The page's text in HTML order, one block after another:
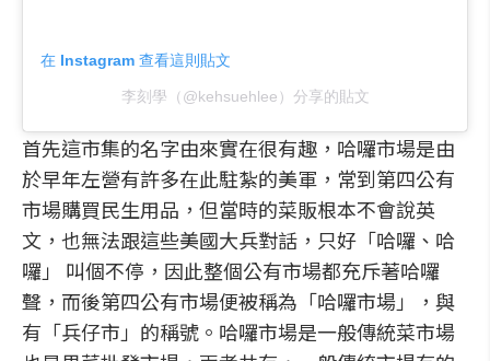
在 Instagram 查看這則貼文
李刻學（@kehsuehlee）分享的貼文
首先這市集的名字由來實在很有趣，哈囉市場是由
於早年左營有許多在此駐紮的美軍，常到第四公有
市場購買民生用品，但當時的菜販根本不會說英
文，也無法跟這些美國大兵對話，只好「哈囉、哈
囉」 叫個不停，因此整個公有市場都充斥著哈囉
聲，而後第四公有市場便被稱為「哈囉市場」，與
有「兵仔市」的稱號。哈囉市場是一般傳統菜市場